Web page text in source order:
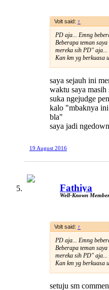
Volt said: ↑
PD aja... Emng
Beberapa teman
mereka sih PD" aja...
Kan km yg berkuasa
saya sejauh ini
waktu saya
suka ngejudge
kalo "mbaknya
bla"
saya jadi
19 August 2016
Fathiya
Well-Known Member
Volt said: ↑
PD aja... Emng
Beberapa teman
mereka sih PD"
Kan km yg berkuasa
setuju sm